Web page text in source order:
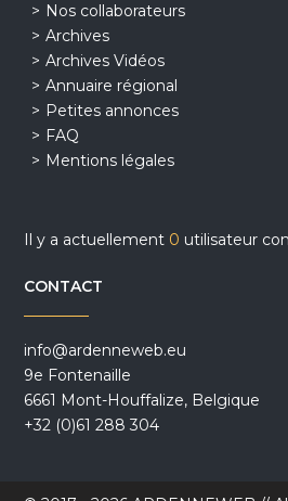
Nos collaborateurs
Archives
Archives Vidéos
Annuaire régional
Petites annonces
FAQ
Mentions légales
Il y a actuellement 0 utilisateur
CONTACT
info@ardenneweb.eu
9e Fontenaille
6661 Mont-Houffalize, Belgique
+32 (0)61 288 304